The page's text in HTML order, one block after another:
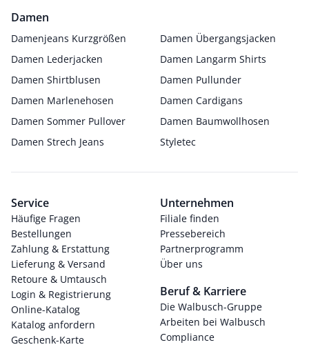
Damen
Damenjeans Kurzgrößen
Damen Übergangsjacken
Damen Lederjacken
Damen Langarm Shirts
Damen Shirtblusen
Damen Pullunder
Damen Marlenehosen
Damen Cardigans
Damen Sommer Pullover
Damen Baumwollhosen
Damen Strech Jeans
Styletec
Service
Häufige Fragen
Bestellungen
Zahlung & Erstattung
Lieferung & Versand
Retoure & Umtausch
Login & Registrierung
Online-Katalog
Katalog anfordern
Geschenk-Karte
Unternehmen
Filiale finden
Pressebereich
Partnerprogramm
Über uns
Beruf & Karriere
Die Walbusch-Gruppe
Arbeiten bei Walbusch
Compliance